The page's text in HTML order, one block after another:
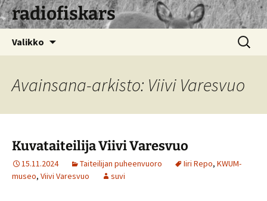
radiofiskars
Valikko Haku:
Avainsana-arkisto: Viivi Varesvuo
Kuvataiteilija Viivi Varesvuo
15.11.2024 Taiteilijan puheenvuoro Iiri Repo, KWUM-
museo, Viivi Varesvuo suvi